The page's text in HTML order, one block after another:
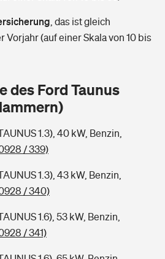
gefährdet ist Ihr Haus?
Sicherheit für deine Kids
Versicherer finden
bekomme ich im Alter?
das ist gleich
(auf einer Skala von 10 bis
des Ford Taunus
1.3), 40 kW, Benzin,
/ 339)
1.3), 43 kW, Benzin,
/ 340)
1.6), 53 kW, Benzin,
/ 341)